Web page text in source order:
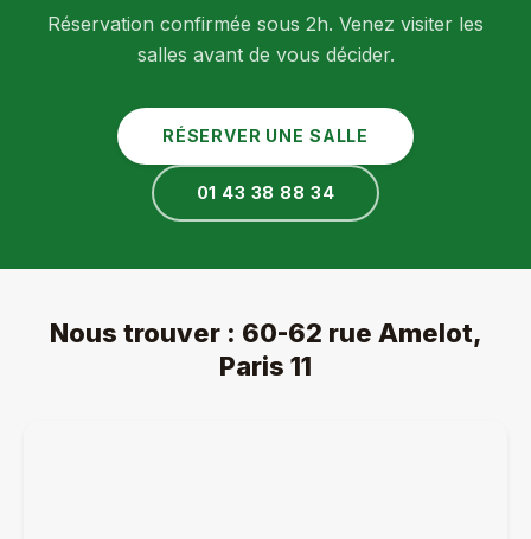
Réservation confirmée sous 2h. Venez visiter les
salles avant de vous décider.
RÉSERVER UNE SALLE
01 43 38 88 34
Nous trouver : 60-62 rue Amelot,
Paris 11